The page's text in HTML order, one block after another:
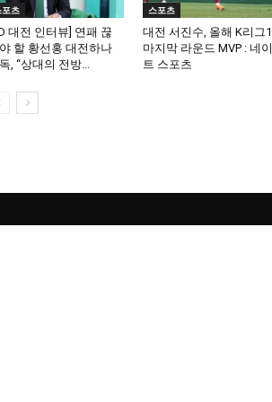
츠
대전 인터뷰] 연패 끊
할 황선홍 대전하나
, “상대의 전방...
스포츠
대전 서진수, 올해 K리그1
마지막 라운드 MVP : 네이
트 스포츠